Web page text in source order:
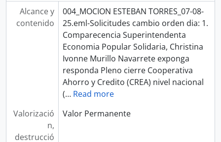
Alcance y
contenido
004_MOCION ESTEBAN TORRES_07-08-
25.eml-Solicitudes cambio orden dia: 1.
Comparecencia Superintendenta
Economia Popular Solidaria, Christina
Ivonne Murillo Navarrete exponga
responda Pleno cierre Cooperativa
Ahorro y Credito (CREA) nivel nacional
(… Read more
Valorizació
n,
destrucció
Valor Permanente